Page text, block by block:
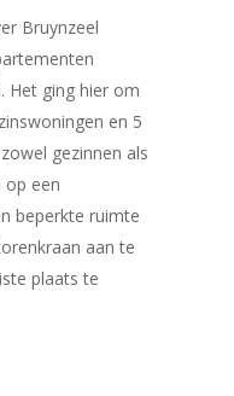
Bruynzeel
Het ging hier om
en 5
gezinnen als
op een
beperkte ruimte
aan te
plaats te